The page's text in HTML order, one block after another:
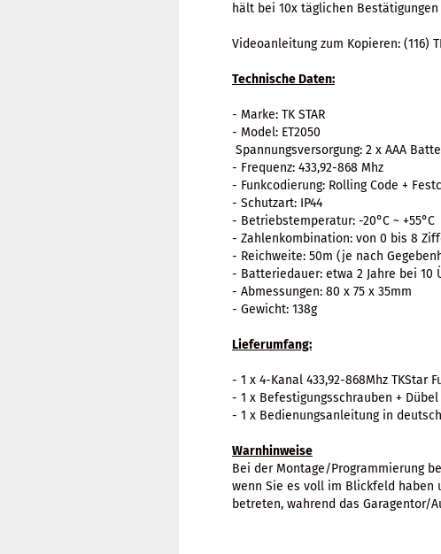
hält bei 10x täglichen Bestätigungen
Videoanleitung zum Kopieren: (116)
Technische Daten:
- Marke: TK STAR
- Model: ET2050
Spannungsversorgung: 2 x AAA
- Frequenz: 433,92-868 Mhz
- Funkcodierung: Rolling Code +
- Schutzart: IP44
- Betriebstemperatur: -20°C ~ +55°C
- Zahlenkombination: von 0 bis 8
- Reichweite: 50m (je nach
- Batteriedauer: etwa 2 Jahre bei 10
- Abmessungen: 80 x 75 x 35mm
- Gewicht: 138g
Lieferumfang:
- 1 x 4-Kanal 433,92-868Mhz TKStar
- 1 x Befestigungsschrauben + Dübel
- 1 x Bedienungsanleitung in
Warnhinweise
Bei der Montage/Programmierung
wenn Sie es voll im Blickfeld haben
betreten, wahrend das Garagentor/